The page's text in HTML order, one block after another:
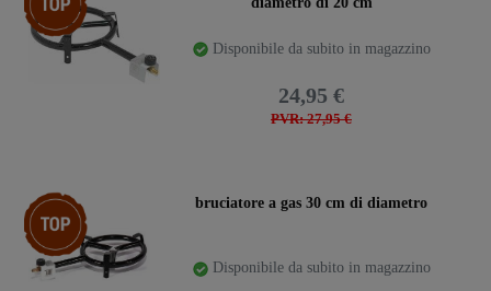
Disponibile da subito in magazzino
PVR: 27,95 €
24,95 €
Ceres::Template.storeSpecialTopbruciatore a gas 30 cm di diametro
Disponibile da subito in magazzino